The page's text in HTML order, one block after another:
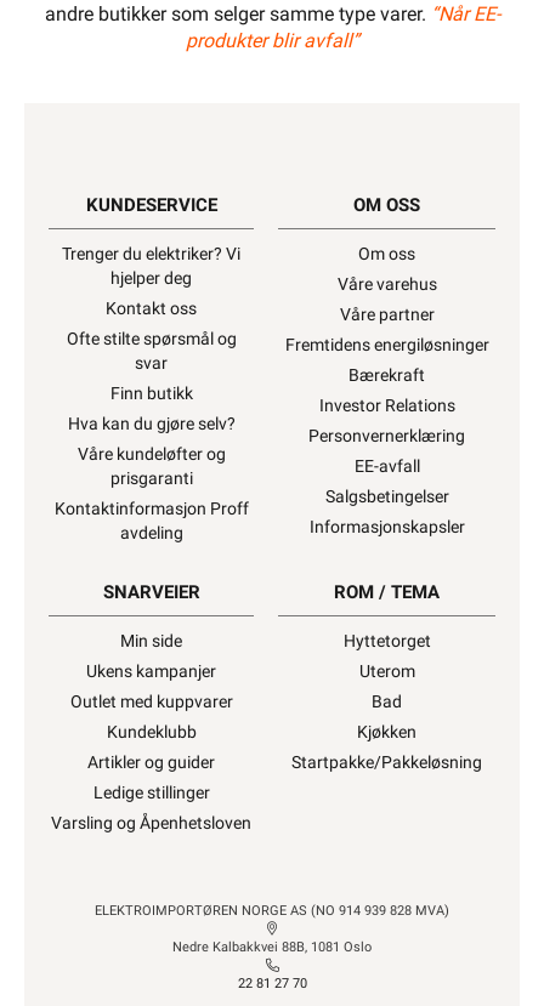
andre butikker som selger samme type varer. “Når EE-
produkter blir avfall”
KUNDESERVICE
Trenger du elektriker? Vi
hjelper deg
Kontakt oss
Ofte stilte spørsmål og
svar
Finn butikk
Hva kan du gjøre selv?
Våre kundeløfter og
prisgaranti
Kontaktinformasjon Proff
avdeling
OM OSS
Om oss
Våre varehus
Våre partner
Fremtidens energiløsninger
Bærekraft
Investor Relations
Personvernerklæring
EE-avfall
Salgsbetingelser
Informasjonskapsler
SNARVEIER
Min side
Ukens kampanjer
Outlet med kuppvarer
Kundeklubb
Artikler og guider
Ledige stillinger
Varsling og Åpenhetsloven
ROM / TEMA
Hyttetorget
Uterom
Bad
Kjøkken
Startpakke/Pakkeløsning
ELEKTROIMPORTØREN NORGE AS (NO 914 939 828 MVA)
Nedre Kalbakkvei 88B, 1081 Oslo
22 81 27 70